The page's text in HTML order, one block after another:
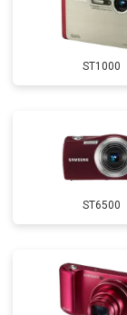
ST1000
ST6500